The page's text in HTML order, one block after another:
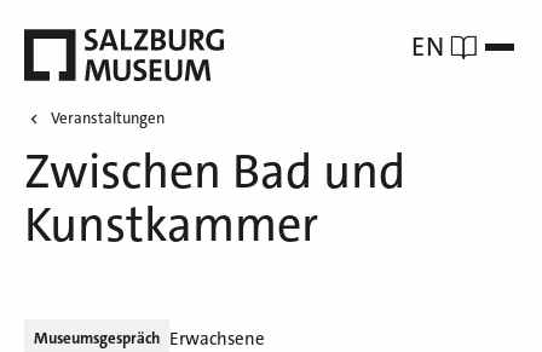
EN
Veranstaltungen
Zwischen Bad und
Kunstkammer
Museumsgespräch Erwachsene